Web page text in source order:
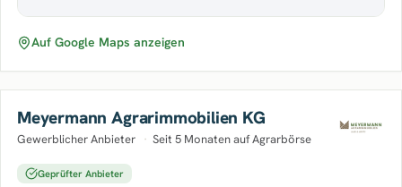
Auf Google Maps anzeigen
Meyermann Agrarimmobilien KG
Gewerblicher Anbieter · Seit 5 Monaten auf Agrarbörse
Geprüfter Anbieter